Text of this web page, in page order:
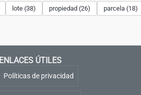
lote (38) propiedad (26) parcela (18)
ENLACES ÚTILES
Políticas de privacidad